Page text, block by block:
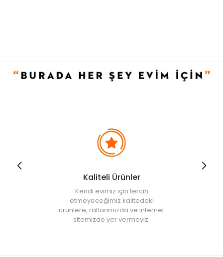
Kaliteli Ürünler
Kendi evimiz için tercih
etmeyeceğimiz kalitedeki
ürünlere, raflarımızda ve internet
sitemizde yer vermeyiz.